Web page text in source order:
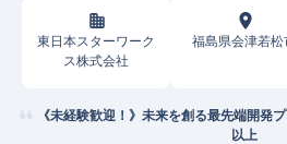
東日本スターワーク
ス株式会社
福島県会津若松
《未経験歓迎！》未来を創る最先端開発
以上